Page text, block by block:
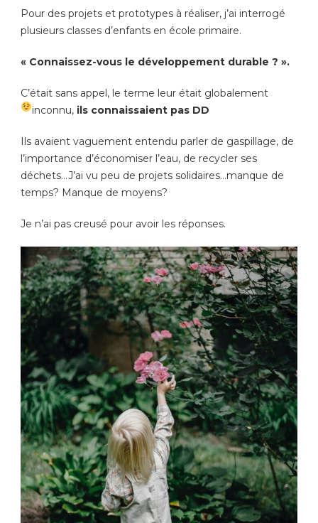
Pour des projets et prototypes à réaliser, j’ai interrogé
plusieurs classes d’enfants en école primaire.
« Connaissez-vous le développement durable ? ».
C’était sans appel, le terme leur était globalement
inconnu, ils connaissaient pas DD
Ils avaient vaguement entendu parler de gaspillage, de
l’importance d’économiser l’eau, de recycler ses
déchets…J’ai vu peu de projets solidaires…manque de
temps? Manque de moyens?
Je n’ai pas creusé pour avoir les réponses.